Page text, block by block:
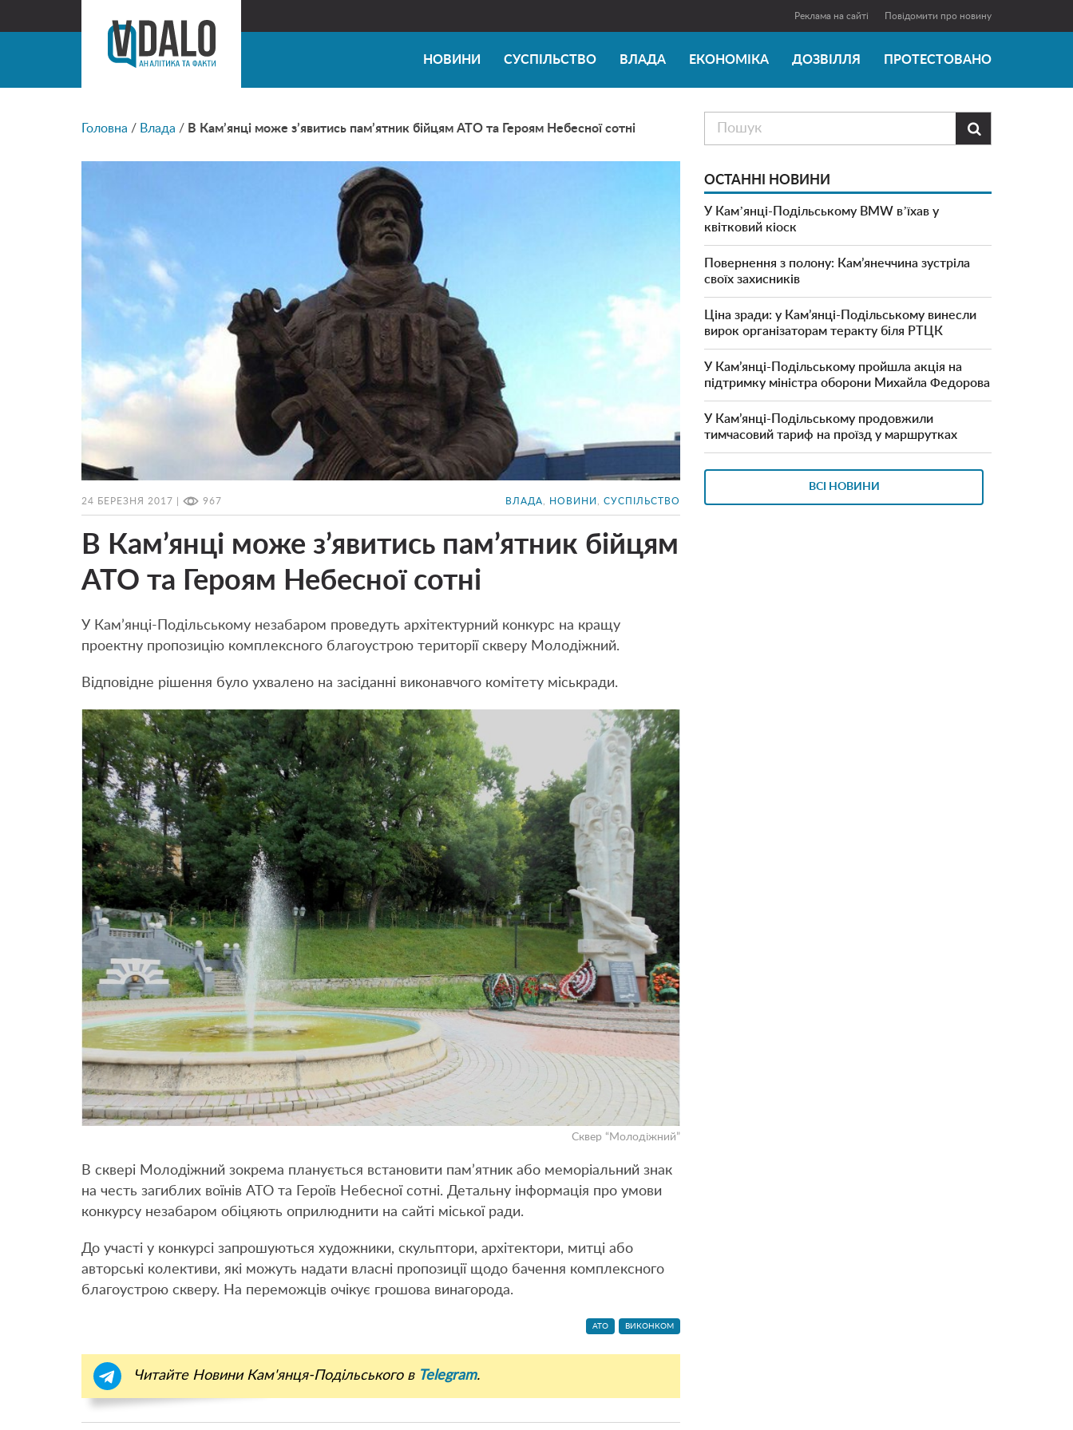
Реклама на сайті Повідомити про новину
НОВИНИ СУСПІЛЬСТВО ВЛАДА ЕКОНОМІКА ДОЗВІЛЛЯ ПРОТЕСТОВАНО
Головна / Влада / В Кам’янці може з’явитись пам’ятник бійцям АТО та Героям Небесної сотні
24 БЕРЕЗНЯ 2017 | 967 ВЛАДА НОВИНИ СУСПІЛЬСТВО
В Кам’янці може з’явитись пам’ятник бійцям
АТО та Героям Небесної сотні
У Кам’янці-Подільському незабаром проведуть архітектурний конкурс на кращу
проектну пропозицію комплексного благоустрою території скверу Молодіжний.
Відповідне рішення було ухвалено на засіданні виконавчого комітету міськради.
Сквер “Молодіжний”
В сквері Молодіжний зокрема планується встановити пам’ятник або меморіальний знак
на честь загиблих воїнів АТО та Героїв Небесної сотні. Детальну інформація про умови
конкурсу незабаром обіцяють оприлюднити на сайті міської ради.
До участі у конкурсі запрошуються художники, скульптори, архітектори, митці або
авторські колективи, які можуть надати власні пропозиції щодо бачення комплексного
благоустрою скверу. На переможців очікує грошова винагорода.
АТО ВИКОНКОМ
Читайте Новини Кам'янця-Подільського в Telegram.

ОСТАННІ НОВИНИ
У Камʼянці-Подільському BMW вʼїхав у
квітковий кіоск
Повернення з полону: Кам’янеччина зустріла
своїх захисників
Ціна зради: у Кам’янці-Подільському винесли
вирок організаторам теракту біля РТЦК
У Кам’янці-Подільському пройшла акція на
підтримку міністра оборони Михайла Федорова
У Кам’янці-Подільському продовжили
тимчасовий тариф на проїзд у маршрутках
ВСІ НОВИНИ